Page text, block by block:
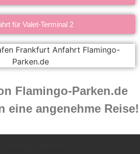
für Valet-Terminal 2
Flamingo-Parken.de
eine angenehme Reise!